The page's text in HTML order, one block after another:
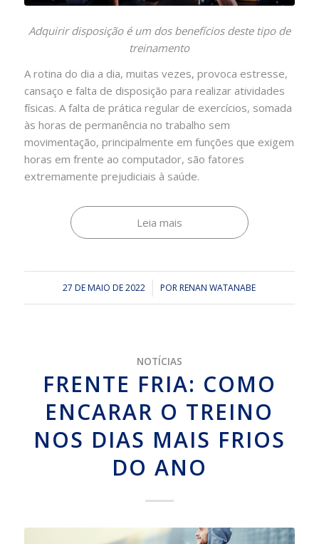
Adquirir disposição é um dos benefícios deste tipo de
treinamento
A rotina do dia a dia, muitas vezes, provoca estresse,
cansaço e falta de disposição para realizar atividades
físicas. A falta de prática regular de exercícios, somada
às horas de permanência no trabalho sem
movimentação, principalmente em funções que exigem
horas em frente ao computador, são fatores
extremamente prejudiciais à saúde.
Leia mais
27 DE MAIO DE 2022
/ PORRENAN WATANABE
NOTÍCIAS
FRENTE FRIA: COMO
ENCARAR O TREINO
NOS DIAS MAIS FRIOS
DO ANO